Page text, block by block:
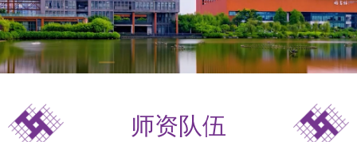
学
院
师资队伍